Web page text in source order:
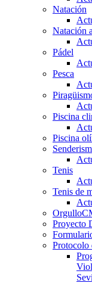
Natación
Natación
Pádel
Pesca
Piscina
Piscina
Tenis
Tenis de
Proyecto
Protocolo